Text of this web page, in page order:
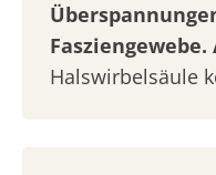
Fasziengewebe.
Halswirbelsäule